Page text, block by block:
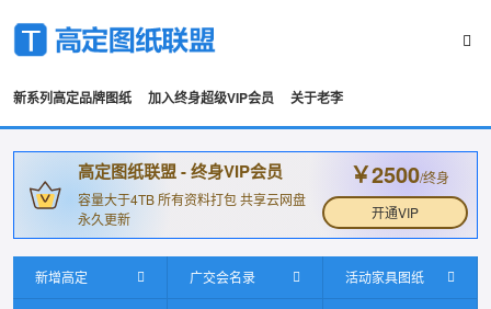
新系列高定品牌图纸 加入终身超级VIP会员 关于老李
高定图纸联盟 - 终身VIP会员
容量大于4TB 所有资料打包 共享云网盘
永久更新
￥2500/终身
开通VIP
新增高定 广交会名录 活动家具图纸